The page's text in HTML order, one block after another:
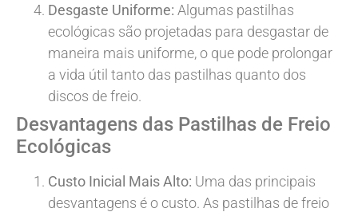
Desgaste Uniforme: Algumas pastilhas
ecológicas são projetadas para desgastar de
maneira mais uniforme, o que pode prolongar
a vida útil tanto das pastilhas quanto dos
discos de freio.
Desvantagens das Pastilhas de Freio
Ecológicas
Custo Inicial Mais Alto: Uma das principais
desvantagens é o custo. As pastilhas de freio